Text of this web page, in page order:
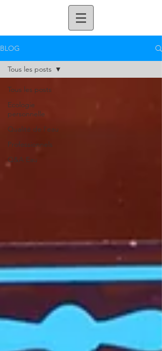
BLOG
Tous les posts
Ecologie
personnelle
Qualité de l'eau
Professionnels
Q&A Eau
Tous les posts